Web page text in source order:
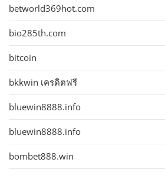
betworld369hot.com
bio285th.com
bitcoin
bkkwin เครดิตฟรี
bluewin8888.info
bluewin8888.info
bombet888.win